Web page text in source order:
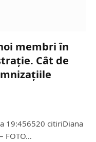
membri în
Cât de
19:456520 citiriDiana
FOTO…